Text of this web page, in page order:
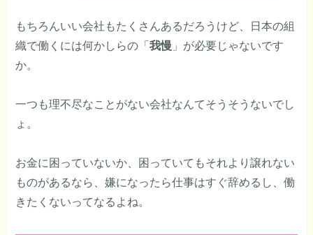
もちろんいい会社もたくさんあるだろうけど、日本の組
織で働くには何かしらの「我慢 」が必要じゃないです
か。
一つも理不尽なことがない会社なんてそうそうないでし
ょ。
お金に困っていないか、困っていてもそれより譲れない
ものがあるなら、嫌になったら仕事はすぐ辞めるし、働
きたくないってなるよね。